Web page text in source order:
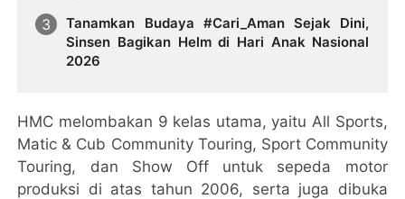
Tanamkan Budaya #Cari_Aman Sejak Dini,
Sinsen Bagikan Helm di Hari Anak Nasional
2026
HMC melombakan 9 kelas utama, yaitu All Sports,
Matic & Cub Community Touring, Sport Community
Touring, dan Show Off untuk sepeda motor
produksi di atas tahun 2006, serta juga dibuka